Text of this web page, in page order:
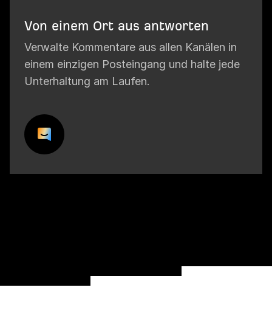
Von einem Ort aus antworten
Verwalte Kommentare aus allen Kanälen in
einem einzigen Posteingang und halte jede
Unterhaltung am Laufen.